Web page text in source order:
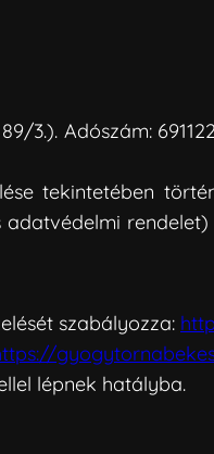
3.). Adószám:
tekintetében
rendelet)
szabályozza:
lépnek hatályba.